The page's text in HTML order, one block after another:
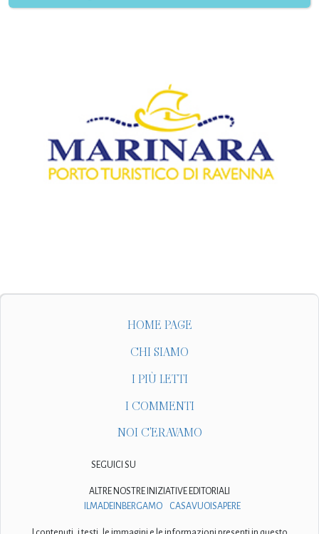
HOME PAGE
CHI SIAMO
I PIÙ LETTI
I COMMENTI
NOI C'ERAVAMO
SEGUICI SU
ALTRE NOSTRE INIZIATIVE EDITORIALI
ILMADEINBERGAMO
CASAVUOISAPERE